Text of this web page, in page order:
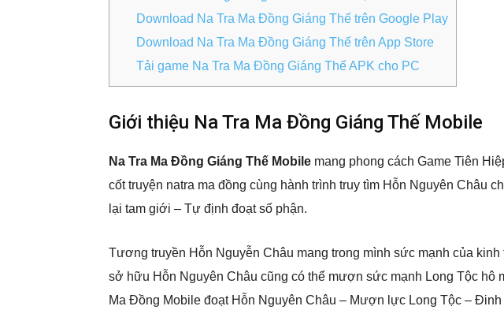
Download Na Tra Ma Đồng Giáng Thế trên Google Play
Download Na Tra Ma Đồng Giáng Thế trên App Store
Tải game Na Tra Ma Đồng Giáng Thế APK cho PC
Giới thiệu Na Tra Ma Đồng Giáng Thế Mobile
Na Tra Ma Đồng Giáng Thế Mobile mang phong cách Game Tiên
cốt truyện natra ma đồng cùng hành trình truy tìm Hỗn Nguyên Châu
lại tam giới – Tự định đoạt số phận.
Tương truyền Hỗn Nguyễn Châu mang trong mình sức mạnh của
sở hữu Hỗn Nguyên Châu cũng có thể mượn sức mạnh Long Tộc hô
Ma Đồng Mobile đoạt Hỗn Nguyên Châu – Mượn lực Long Tộc – Đinh